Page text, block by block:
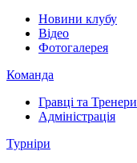
Новини клубу
Відео
Фотогалерея
Команда
Гравці та Тренери
Адміністрація
Турніри